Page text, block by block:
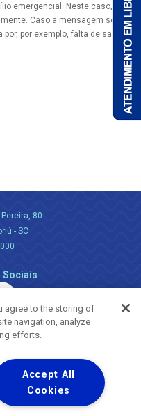
emergencial. Neste caso,
Caso a mensagem seja
por, por exemplo, falta de saldo
80
- SC
Sociais
os Direitos Reservados.
a vida
agree to the storing of
navigation, analyze
efforts.
Accept All
Cookies